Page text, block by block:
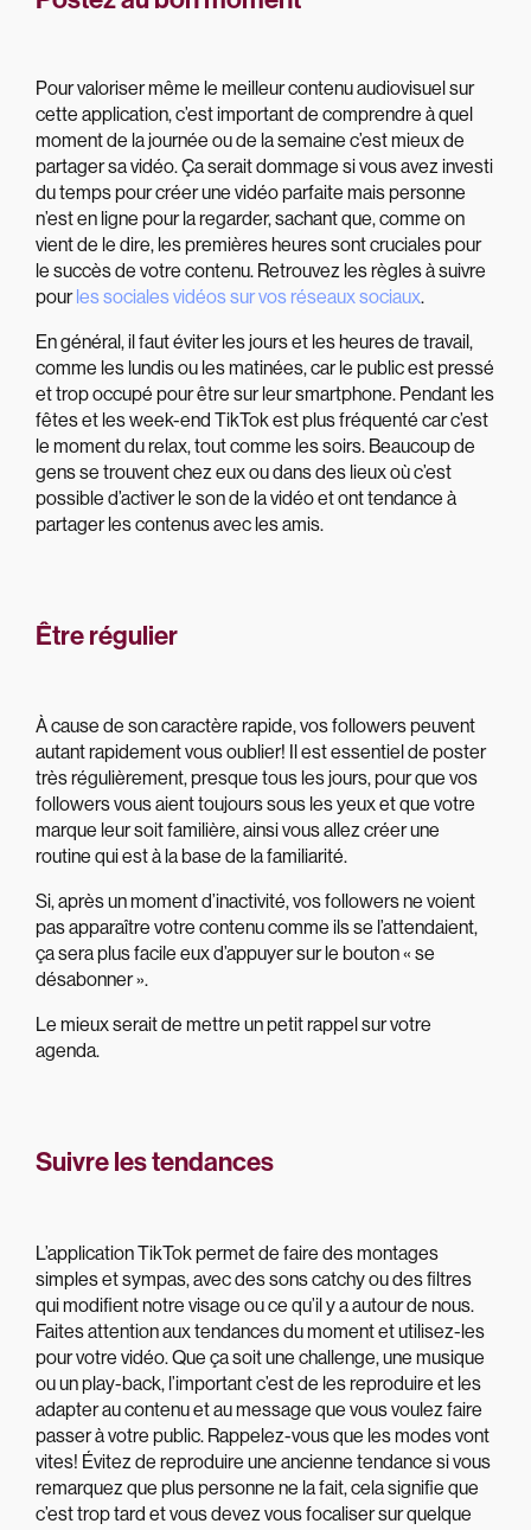
Pour valoriser même le meilleur contenu audiovisuel sur
cette application, c’est important de comprendre à quel
moment de la journée ou de la semaine c’est mieux de
partager sa vidéo. Ça serait dommage si vous avez investi
du temps pour créer une vidéo parfaite mais personne
n’est en ligne pour la regarder, sachant que, comme on
vient de le dire, les premières heures sont cruciales pour
le succès de votre contenu. Retrouvez les règles à suivre
pour les sociales vidéos sur vos réseaux sociaux.
En général, il faut éviter les jours et les heures de travail,
comme les lundis ou les matinées, car le public est pressé
et trop occupé pour être sur leur smartphone. Pendant les
fêtes et les week-end TikTok est plus fréquenté car c’est
le moment du relax, tout comme les soirs. Beaucoup de
gens se trouvent chez eux ou dans des lieux où c’est
possible d’activer le son de la vidéo et ont tendance à
partager les contenus avec les amis.
Être régulier
À cause de son caractère rapide, vos followers peuvent
autant rapidement vous oublier! Il est essentiel de poster
très régulièrement, presque tous les jours, pour que vos
followers vous aient toujours sous les yeux et que votre
marque leur soit familière, ainsi vous allez créer une
routine qui est à la base de la familiarité.
Si, après un moment d’inactivité, vos followers ne voient
pas apparaître votre contenu comme ils se l’attendaient,
ça sera plus facile eux d’appuyer sur le bouton « se
désabonner ».
Le mieux serait de mettre un petit rappel sur votre
agenda.
Suivre les tendances
L’application TikTok permet de faire des montages
simples et sympas, avec des sons catchy ou des filtres
qui modifient notre visage ou ce qu’il y a autour de nous.
Faites attention aux tendances du moment et utilisez-les
pour votre vidéo. Que ça soit une challenge, une musique
ou un play-back, l’important c’est de les reproduire et les
adapter au contenu et au message que vous voulez faire
passer à votre public. Rappelez-vous que les modes vont
vites! Évitez de reproduire une ancienne tendance si vous
remarquez que plus personne ne la fait, cela signifie que
c’est trop tard et vous devez vous focaliser sur quelque